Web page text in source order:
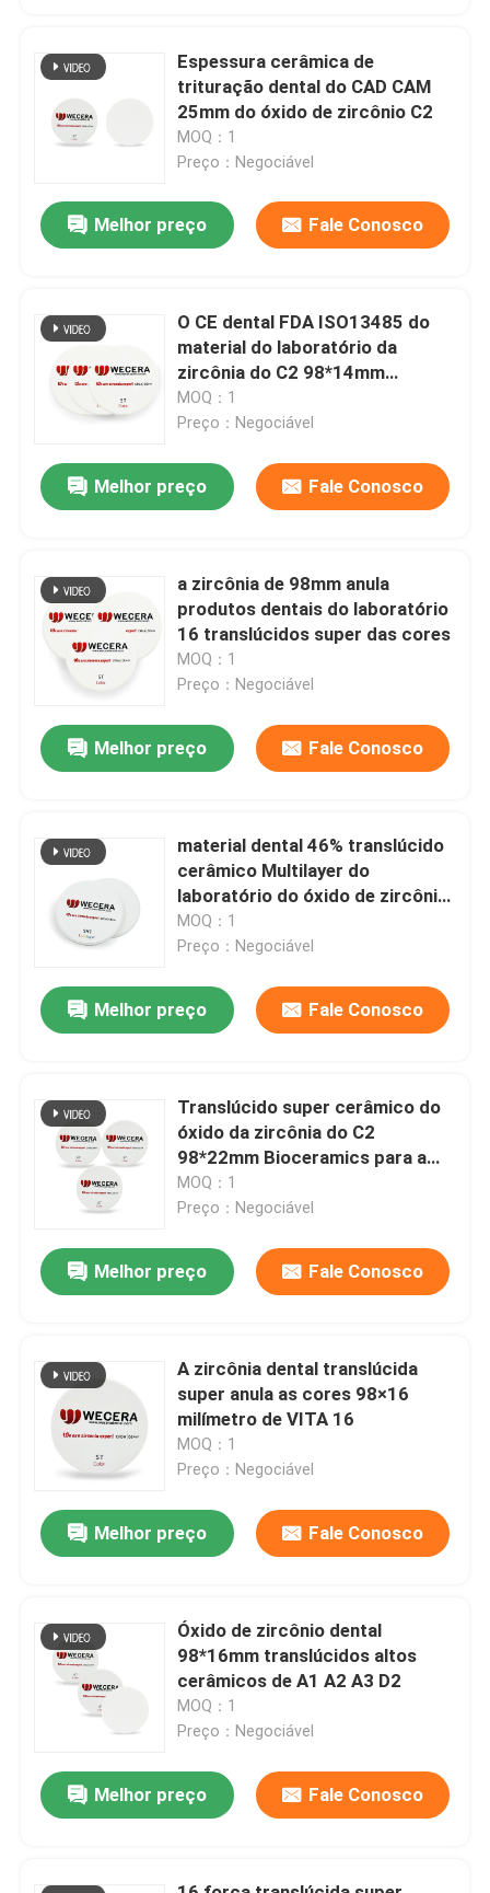
Para casa
Vídeos
Espetáculo VR
Sobre nós
Controle de qualidade
Notícias
Solicite um orçamento
Espessura cerâmica de
trituração dental do CAD CAM
25mm do óxido de zircônio C2
MOQ：1
Preço：Negociável
Melhor preço Fale Conosco
O CE dental FDA ISO13485 do
material do laboratório da
zircônia do C2 98*14mm
certificou
MOQ：1
Preço：Negociável
Melhor preço Fale Conosco
a zircônia de 98mm anula
produtos dentais do laboratório
16 translúcidos super das cores
MOQ：1
Preço：Negociável
Melhor preço Fale Conosco
material dental 46% translúcido
cerâmico Multilayer do
laboratório do óxido de zircônio
de 98mm SHT
MOQ：1
Preço：Negociável
Melhor preço Fale Conosco
Translúcido super cerâmico do
óxido da zircônia do C2
98*22mm Bioceramics para a
odontologia
MOQ：1
Preço：Negociável
Melhor preço Fale Conosco
A zircônia dental translúcida
super anula as cores 98×16
milímetro de VITA 16
MOQ：1
Preço：Negociável
Melhor preço Fale Conosco
Óxido de zircônio dental
98*16mm translúcidos altos
cerâmicos de A1 A2 A3 D2
MOQ：1
Preço：Negociável
Melhor preço Fale Conosco